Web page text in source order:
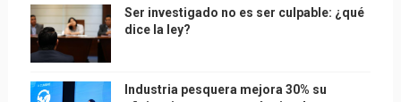
Ser investigado no es ser culpable: ¿qué
dice la ley?
Industria pesquera mejora 30% su